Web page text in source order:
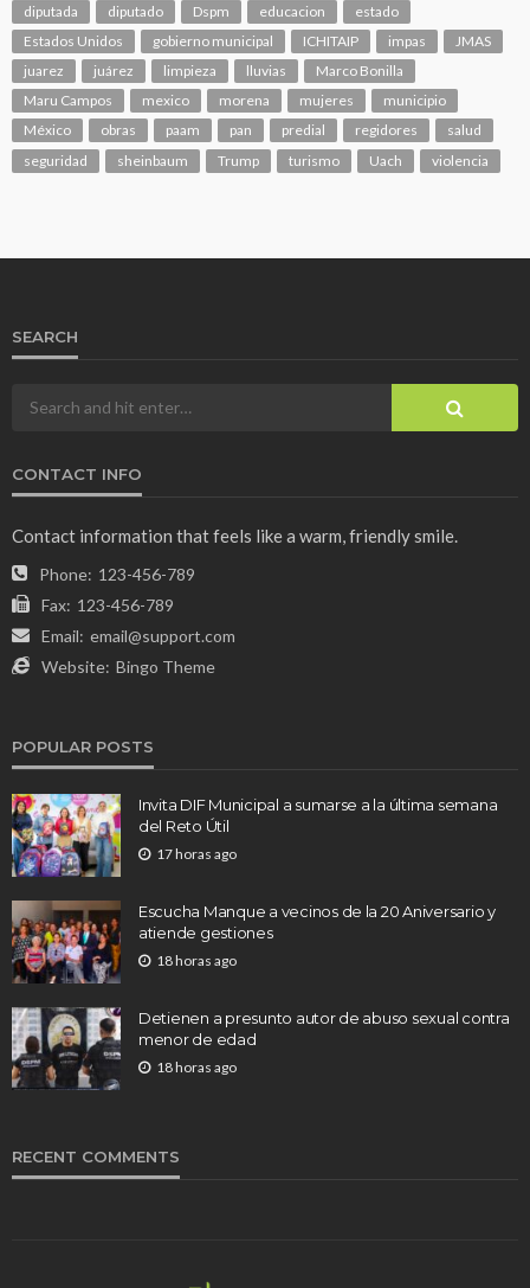
diputada
diputado Dspm educacion
estado
Estados Unidos
gobierno municipal ICHITAIP impas
JMAS
juarez
juárez limpieza lluvias
Marco Bonilla
Maru Campos
mexico morena mujeres
municipio
México
obras paam pan predial regidores
salud
seguridad
sheinbaum Trump turismo Uach violencia
SEARCH
CONTACT INFO
Contact information that feels like a warm, friendly smile.
Phone: 123-456-789
Fax: 123-456-789
Email: email@support.com
Website: Bingo Theme
POPULAR POSTS
Invita DIF Municipal a sumarse a la última semana
del Reto Útil
17 horas ago
Escucha Manque a vecinos de la 20 Aniversario y
atiende gestiones
18 horas ago
Detienen a presunto autor de abuso sexual contra
menor de edad
18 horas ago
RECENT COMMENTS